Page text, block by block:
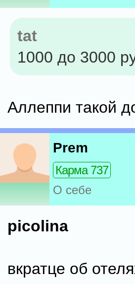
tat
1000 до 3000
Аллеппи такой
Prem
Карма 737
О себе
picolina
вкратце об